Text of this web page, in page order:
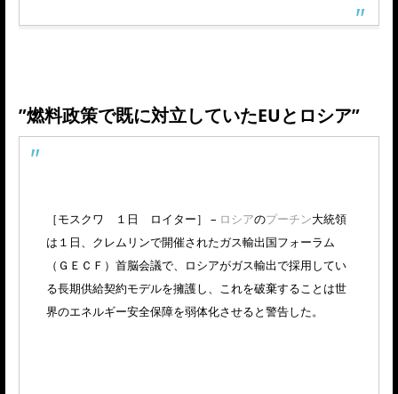
”燃料政策で既に対立していたEUとロシア”
［モスクワ １日 ロイター］ – ロシアのプーチン大統領
は１日、クレムリンで開催されたガス輸出国フォーラム
（ＧＥＣＦ）首脳会議で、ロシアがガス輸出で採用してい
る長期供給契約モデルを擁護し、これを破棄することは世
界のエネルギー安全保障を弱体化させると警告した。